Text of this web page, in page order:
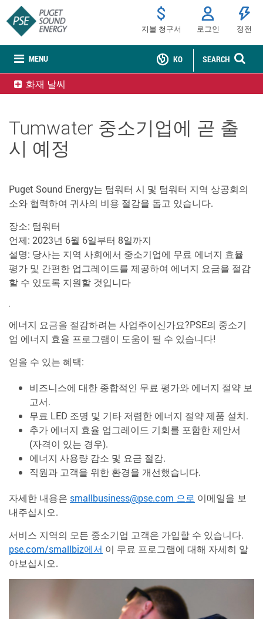
MENU
지불 청구서 로그인 정전
SEARCH
KO
화재 날씨
Tumwater 중소기업에 곧 출
시 예정
Puget Sound Energy는 텀워터 시 및 텀워터 지역 상공회의
소와 협력하여 귀사의 비용 절감을 돕고 있습니다.
장소: 텀워터
언제: 2023년 6월 6일부터 8일까지
설명: 당사는 지역 사회에서 중소기업에 무료 에너지 효율
평가 및 간편한 업그레이드를 제공하여 에너지 요금을 절감
할 수 있도록 지원할 것입니다
.
에너지 요금을 절감하려는 사업주이신가요?PSE의 중소기
업 에너지 효율 프로그램이 도움이 될 수 있습니다!
얻을 수 있는 혜택:
비즈니스에 대한 종합적인 무료 평가와 에너지 절약 보
고서.
무료 LED 조명 및 기타 저렴한 에너지 절약 제품 설치.
추가 에너지 효율 업그레이드 기회를 포함한 제안서
(자격이 있는 경우).
에너지 사용량 감소 및 요금 절감.
직원과 고객을 위한 환경을 개선했습니다.
자세한 내용은 smallbusiness@pse.com 으로 이메일을 보
내주십시오.
서비스 지역의 모든 중소기업 고객은 가입할 수 있습니다.
pse.com/smallbiz에서 이 무료 프로그램에 대해 자세히 알
아보십시오.